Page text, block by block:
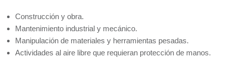
Construcción y obra.
Mantenimiento industrial y mecánico.
Manipulación de materiales y herramientas pesadas.
Actividades al aire libre que requieran protección de manos.